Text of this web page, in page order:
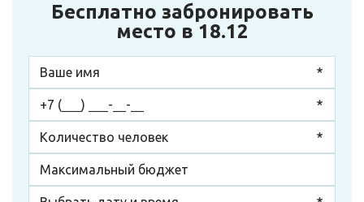
Бесплатно забронировать
место в 18.12